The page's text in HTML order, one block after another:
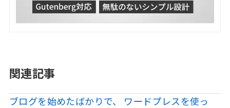
関連記事
ブログを始めたばかりで、 ワードプレスを使っ